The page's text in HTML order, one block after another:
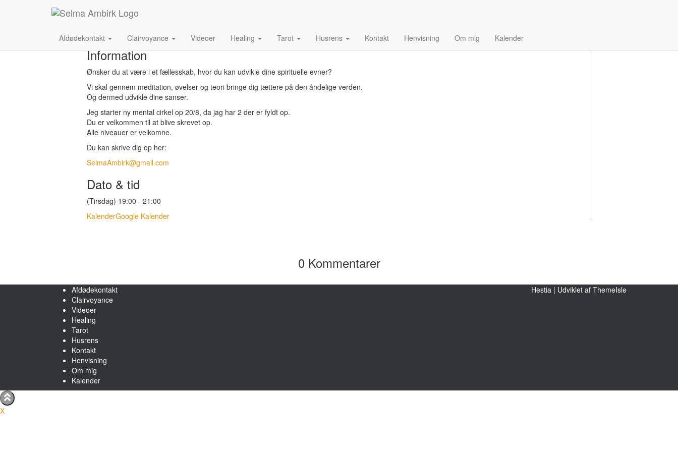
Afdødekontakt Clairvoyance Videoer Healing Tarot Husrens Kontakt Henvisning Om mig Kalender
Oktober, 2019
01 Okt 21:00 Mental cirkel - begynder
Information
Ønsker du at være i et fællesskab, hvor du kan udvikle dine spirituelle evner?
Vi skal gennem meditation, øvelser og teori bringe dig tættere på den åndelige verden.
Og dermed udvikle dine sanser.
Jeg starter ny mental cirkel op 20/8, da jag har 2 der er fyldt op.
Du er velkommen til at blive skrevet op.
Alle niveauer er velkomne.
Du kan skrive dig op her:
SelmaAmbirk@gmail.com
Dato & tid
(Tirsdag) 19:00 - 21:00
KalenderGoogle Kalender
0 Kommentarer
Afdødekontakt
Clairvoyance
Videoer
Healing
Tarot
Husrens
Kontakt
Henvisning
Om mig
Kalender
Hestia | Udviklet af ThemeIsle
X